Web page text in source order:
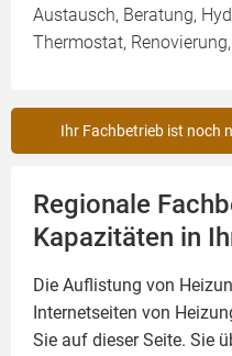
Austausch, Beratung,
Thermostat,
Ihr Fachbetrieb ist noch
Regionale
Kapazitäten in
Die Auflistung von
Internetseiten von
Sie auf dieser Seite. Sie